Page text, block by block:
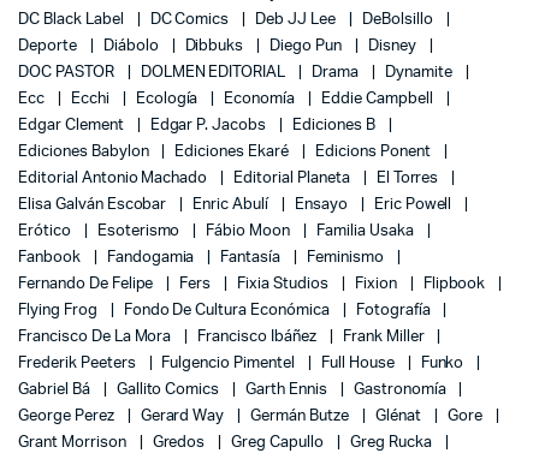
DC Black Label
DC Comics Deb JJ Lee
DeBolsillo
Deporte
Diábolo Dibbuks Diego Pun
Disney
DOC PASTOR
DOLMEN EDITORIAL Drama
Dynamite
Ecc
Ecchi Ecología Economía
Eddie Campbell
Edgar Clement
Edgar P. Jacobs
Ediciones B
Ediciones Babylon
Ediciones Ekaré
Edicions Ponent
Editorial Antonio Machado
Editorial Planeta
El Torres
Elisa Galván Escobar
Enric Abulí Ensayo
Eric Powell
Erótico
Esoterismo Fábio Moon
Familia Usaka
Fanbook
Fandogamia Fantasía
Feminismo
Fernando De Felipe
Fers Fixia Studios Fixion
Flipbook
Flying Frog
Fondo De Cultura Económica
Fotografía
Francisco De La Mora
Francisco Ibáñez
Frank Miller
Frederik Peeters
Fulgencio Pimentel Full House
Funko
Gabriel Bá
Gallito Comics Garth Ennis
Gastronomía
George Perez
Gerard Way Germán Butze Glénat
Gore
Grant Morrison
Gredos Greg Capullo
Greg Rucka